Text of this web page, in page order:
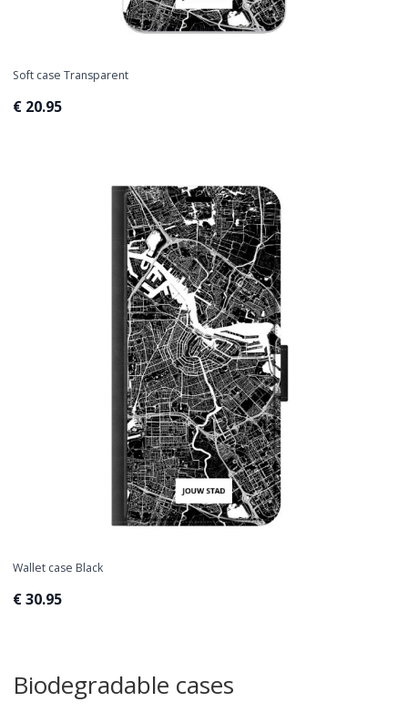
Soft case Transparent
€ 20.95
Wallet case Black
€ 30.95
Biodegradable cases